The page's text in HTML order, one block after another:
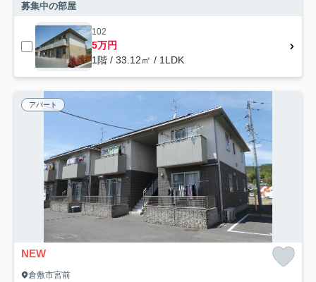
募集中の部屋
102
5万円
1階 / 33.12㎡ / 1LDK
アパート
NEW
倉敷市宮前